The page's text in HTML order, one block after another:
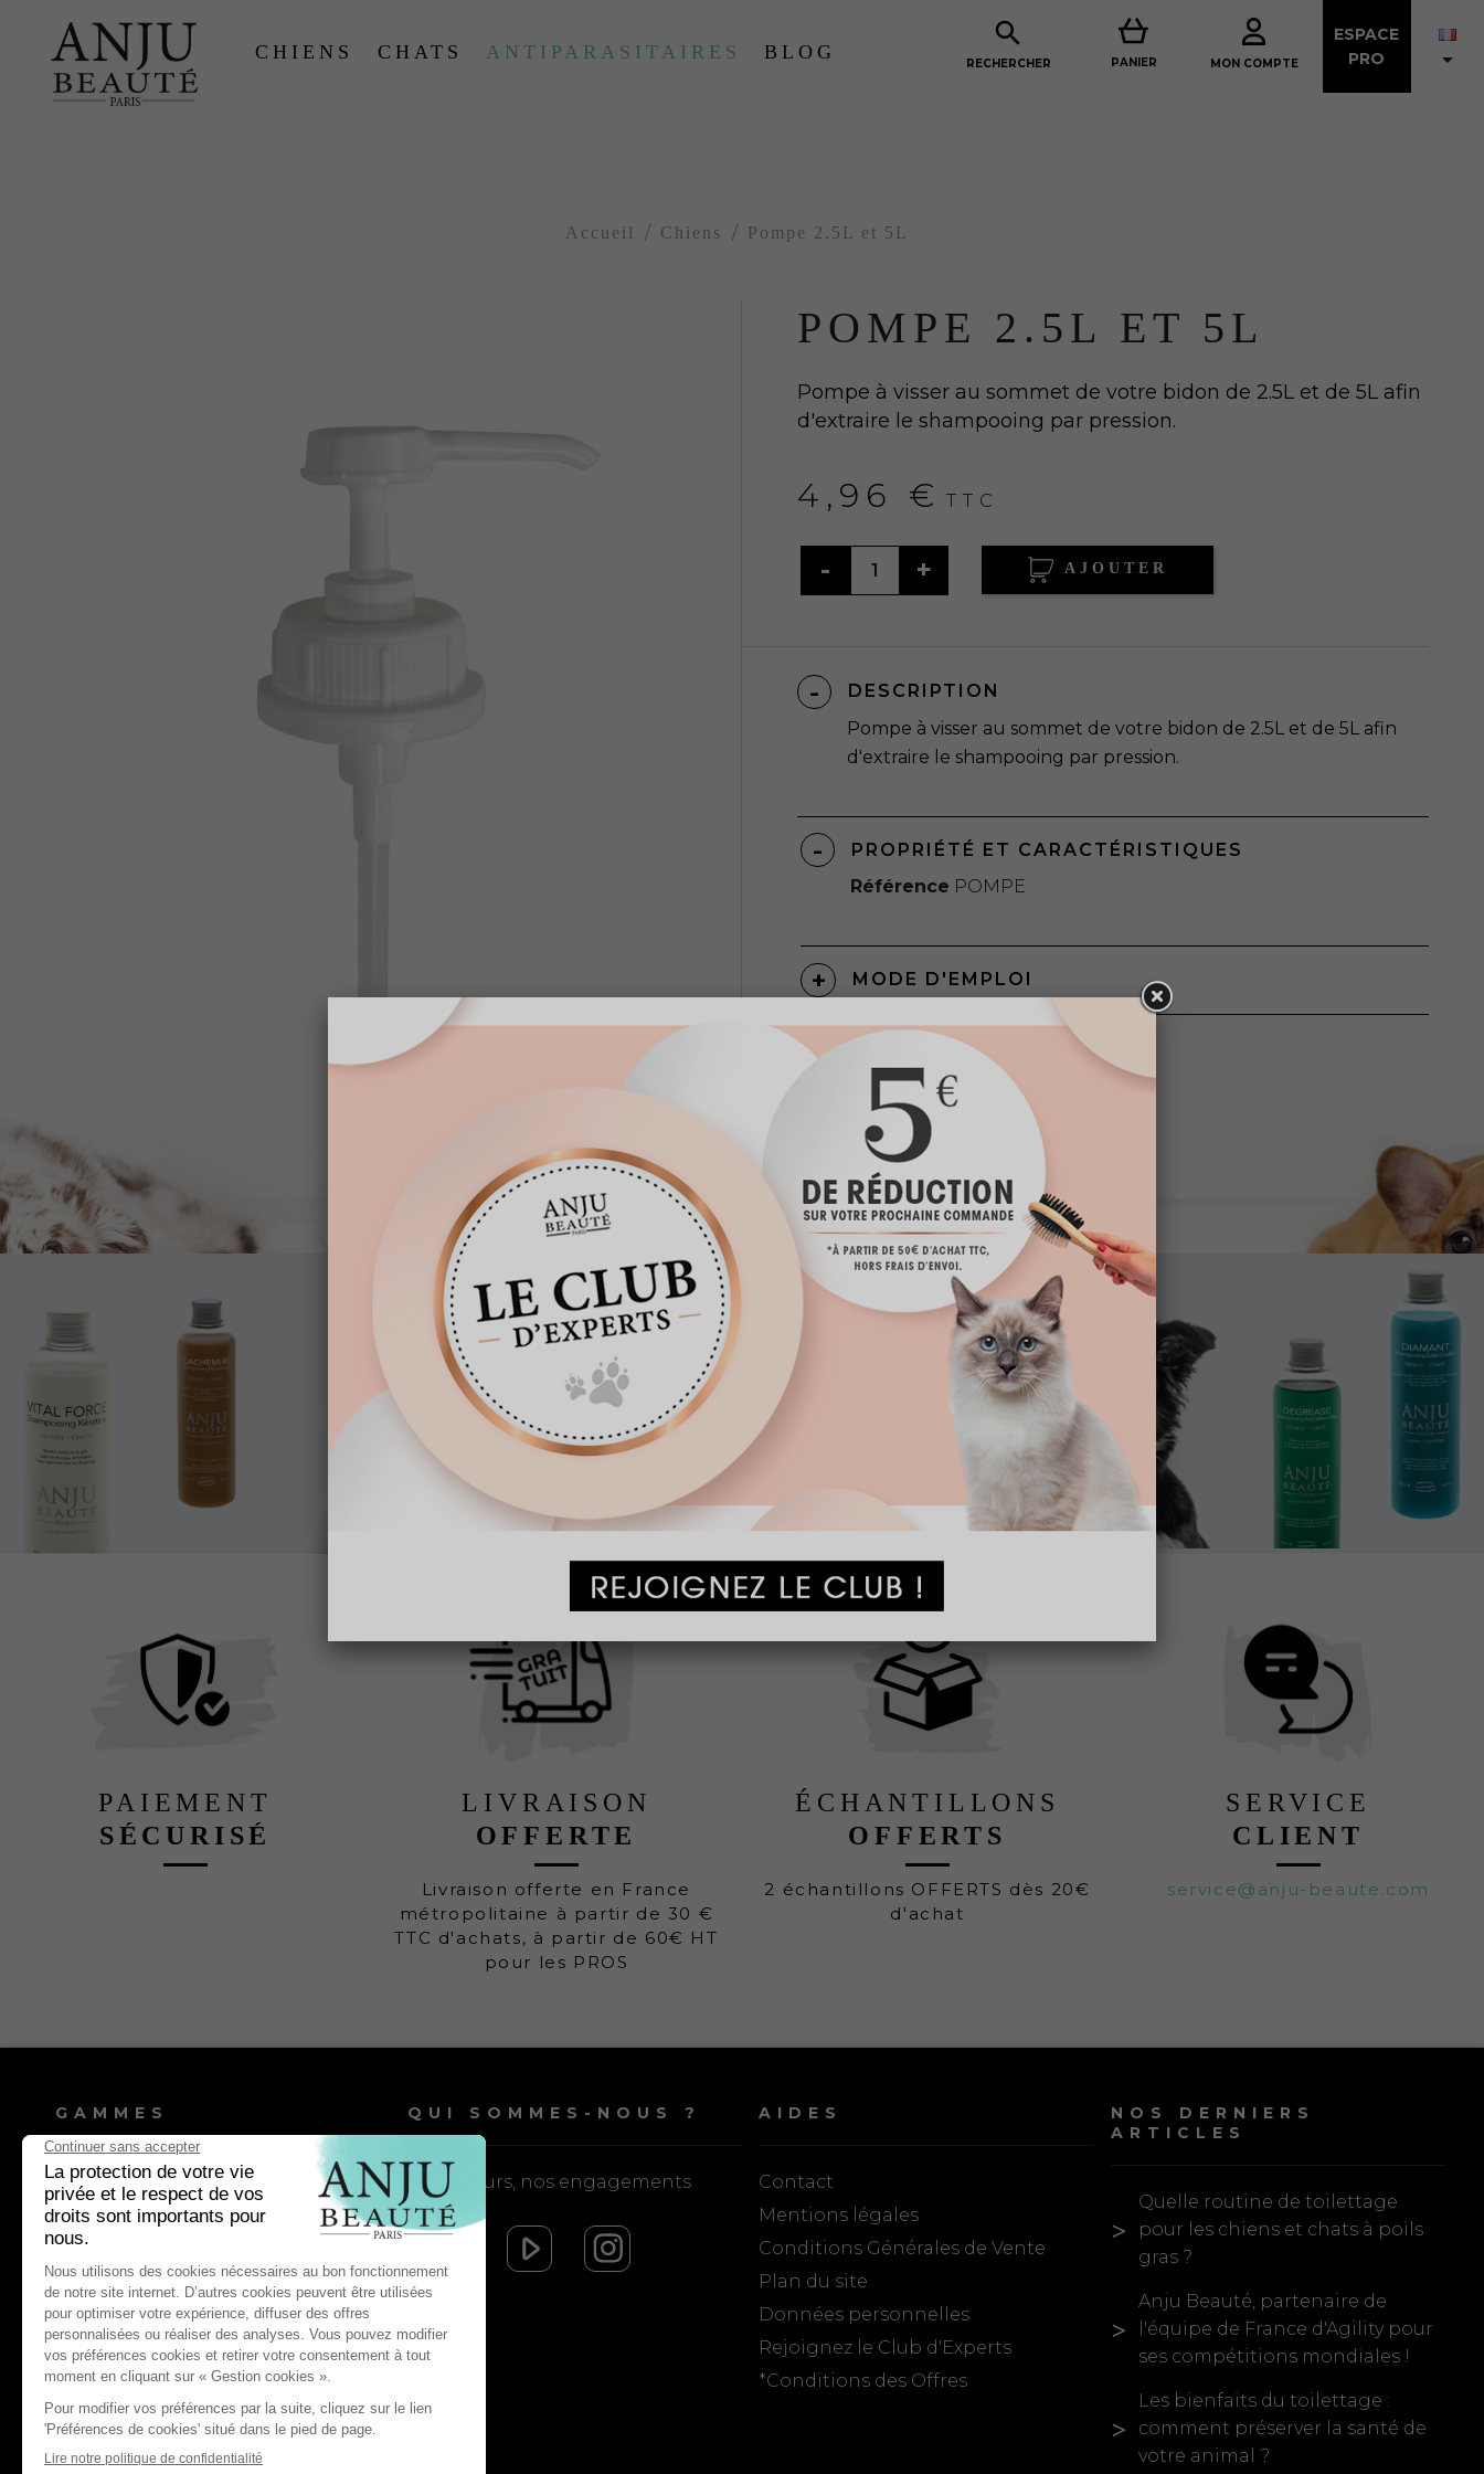
CHIENS CHATS ANTIPARASITAIRES BLOG

RECHERCHER PANIER MON COMPTE
ESPACE
PRO

Accueil Chiens Pompe 2.5L et 5L
POMPE 2.5L ET 5L
Pompe à visser au sommet de votre bidon de 2.5L et de 5L afin
d'extraire le shampooing par pression.
4,96 € TTC
AJOUTER
DESCRIPTION
Pompe à visser au sommet de votre bidon de 2.5L et de 5L afin
d'extraire le shampooing par pression.
PROPRIÉTÉ ET CARACTÉRISTIQUES
Référence POMPE
MODE D'EMPLOI
PAIEMENT
SÉCURISÉ
LIVRAISON
OFFERTE
Livraison offerte en France
métropolitaine à partir de 30 €
TTC d'achats, à partir de 60€ HT
pour les PROS
ÉCHANTILLONS
OFFERTS
2 échantillons OFFERTS dès 20€
d'achat
SERVICE
CLIENT
service@anju-beaute.com
GAMMES
Shampooings chien
Shampooings chat
Lotions & après-shampooings
chien
Lotions & après-shampooings chat
Entretien & soin quotidien chien
Entretien & soin quotidien chat
Antiparasitaires & répulsifs chien
Antiparasitaires & répulsifs chat
QUI SOMMES-NOUS ?
Nos valeurs, nos engagements
AIDES
Contact
Mentions légales
Conditions Générales de Vente
Plan du site
Données personnelles
Rejoignez le Club d'Experts
*Conditions des Offres
NOS DERNIERS
ARTICLES
Quelle routine de toilettage
pour les chiens et chats à poils
gras ?
Anju Beauté, partenaire de
l'équipe de France d'Agility pour
ses compétitions mondiales !
Les bienfaits du toilettage :
comment préserver la santé de
votre animal ?